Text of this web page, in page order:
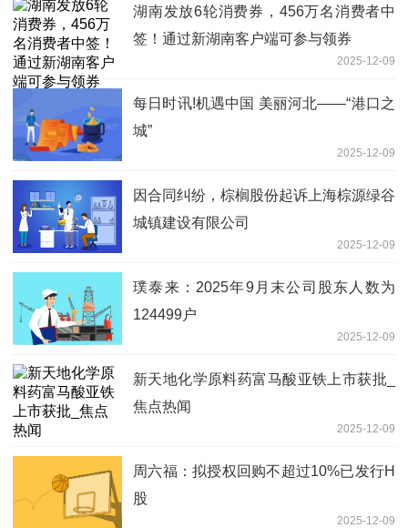
湖南发放6轮消费券，456万名消费者中
签！通过新湖南客户端可参与领券
2025-12-09
每日时讯!机遇中国 美丽河北——“港口之
城”
2025-12-09
因合同纠纷，棕榈股份起诉上海棕源绿谷
城镇建设有限公司
2025-12-09
璞泰来：2025年9月末公司股东人数为
124499户
2025-12-09
新天地化学原料药富马酸亚铁上市获批_
焦点热闻
2025-12-09
周六福：拟授权回购不超过10%已发行H
股
2025-12-09